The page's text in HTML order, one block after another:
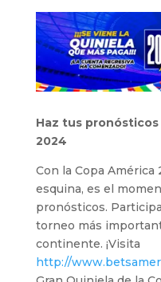
Haz tus pronósticos
2024
Con la Copa América
esquina, es el
pronósticos.
torneo más
continente. ¡Visita
http://